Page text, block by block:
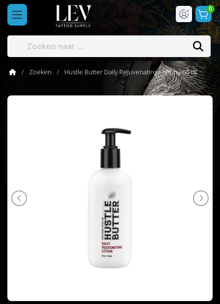
0
Zoeken Hustle Butter Daily Rejuvenating Lotion 266 ml